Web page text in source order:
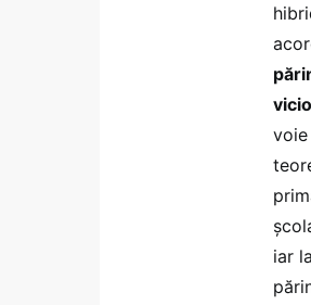
iar